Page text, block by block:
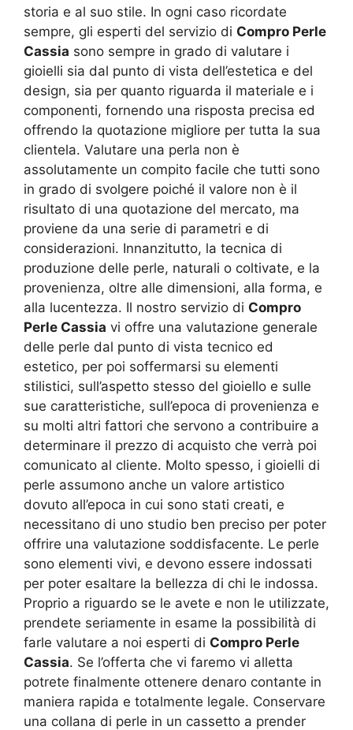
storia e al suo stile. In ogni caso ricordate
sempre, gli esperti del servizio di Compro Perle
Cassia sono sempre in grado di valutare i
gioielli sia dal punto di vista dell’estetica e del
design, sia per quanto riguarda il materiale e i
componenti, fornendo una risposta precisa ed
offrendo la quotazione migliore per tutta la sua
clientela. Valutare una perla non è
assolutamente un compito facile che tutti sono
in grado di svolgere poiché il valore non è il
risultato di una quotazione del mercato, ma
proviene da una serie di parametri e di
considerazioni. Innanzitutto, la tecnica di
produzione delle perle, naturali o coltivate, e la
provenienza, oltre alle dimensioni, alla forma, e
alla lucentezza. Il nostro servizio di Compro
Perle Cassia vi offre una valutazione generale
delle perle dal punto di vista tecnico ed
estetico, per poi soffermarsi su elementi
stilistici, sull’aspetto stesso del gioiello e sulle
sue caratteristiche, sull’epoca di provenienza e
su molti altri fattori che servono a contribuire a
determinare il prezzo di acquisto che verrà poi
comunicato al cliente. Molto spesso, i gioielli di
perle assumono anche un valore artistico
dovuto all’epoca in cui sono stati creati, e
necessitano di uno studio ben preciso per poter
offrire una valutazione soddisfacente. Le perle
sono elementi vivi, e devono essere indossati
per poter esaltare la bellezza di chi le indossa.
Proprio a riguardo se le avete e non le utilizzate,
prendete seriamente in esame la possibilità di
farle valutare a noi esperti di Compro Perle
Cassia. Se l’offerta che vi faremo vi alletta
potrete finalmente ottenere denaro contante in
maniera rapida e totalmente legale. Conservare
una collana di perle in un cassetto a prender